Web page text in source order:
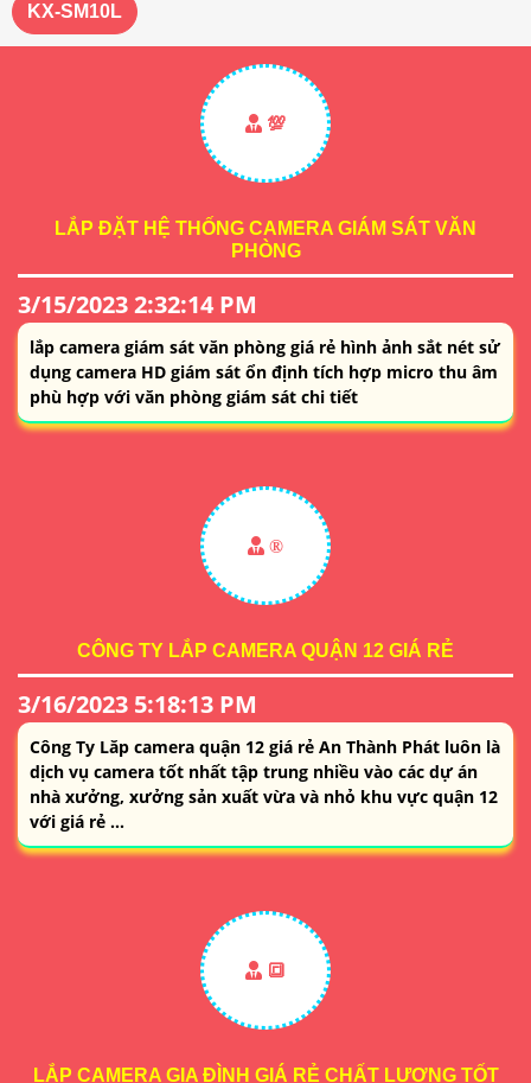
KX-SM10L
💯
LẮP ĐẶT HỆ THỐNG CAMERA GIÁM SÁT VĂN
PHÒNG
3/15/2023 2:32:14 PM
lắp camera giám sát văn phòng giá rẻ hình ảnh sắt nét sử
dụng camera HD giám sát ổn định tích hợp micro thu âm
phù hợp với văn phòng giám sát chi tiết
®️
CÔNG TY LẮP CAMERA QUẬN 12 GIÁ RẺ
3/16/2023 5:18:13 PM
Công Ty Lăp camera quận 12 giá rẻ An Thành Phát luôn là
dịch vụ camera tốt nhất tập trung nhiều vào các dự án
nhà xưởng, xưởng sản xuất vừa và nhỏ khu vực quận 12
với giá rẻ ...
🔳
LẮP CAMERA GIA ĐÌNH GIÁ RẺ CHẤT LƯỢNG TỐT